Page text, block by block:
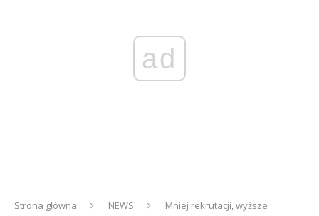
ad
Strona główna NEWS
Mniej rekrutacji, wyższe